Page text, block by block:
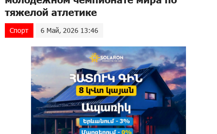
тяжелой атлетике
Спорт 6 Май, 2026 13:46